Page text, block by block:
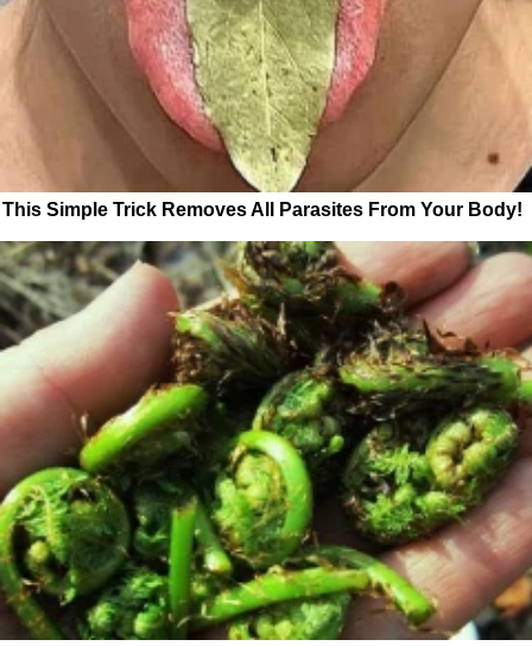
This Simple Trick Removes All Parasites From Your Body!